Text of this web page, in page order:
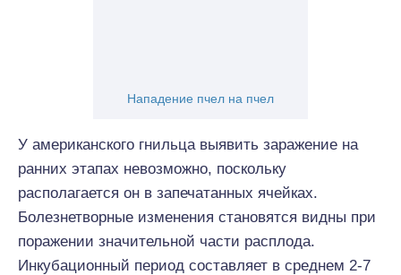
Нападение пчел на пчел
У американского гнильца выявить заражение на
ранних этапах невозможно, поскольку
располагается он в запечатанных ячейках.
Болезнетворные изменения становятся видны при
поражении значительной части расплода.
Инкубационный период составляет в среднем 2-7